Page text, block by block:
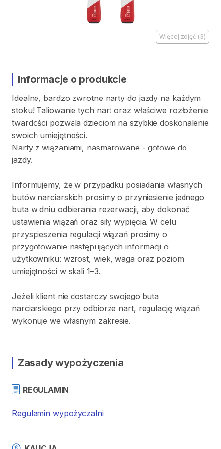
Więcej zdjęć (3)
Informacje o produkcie
Idealne​,​ bardzo zwrotne narty do jazdy na każdym
stoku! Taliowanie tych nart oraz właściwe rozłożenie
twardości pozwala dzieciom na szybkie doskonalenie
swoich umiejętności.
Narty z wiązaniami​​​​​​,​ nasmarowane - gotowe do
jazdy.
Informujemy​,​ że w przypadku posiadania własnych
butów narciarskich prosimy o przyniesienie jednego
buta w dniu odbierania rezerwacji​,​ aby dokonać
ustawienia wiązań oraz siły wypięcia. W celu
przyspieszenia regulacji wiązań prosimy o
przygotowanie następujących informacji o
użytkowniku: wzrost​,​ wiek​,​ waga oraz poziom
umiejętności w skali 1–3.
Jeżeli klient nie dostarczy swojego buta
narciarskiego przy odbiorze nart​,​ regulację wiązań
wykonuje we własnym zakresie.
Zasady wypożyczenia
REGULAMIN
Regulamin wypożyczalni